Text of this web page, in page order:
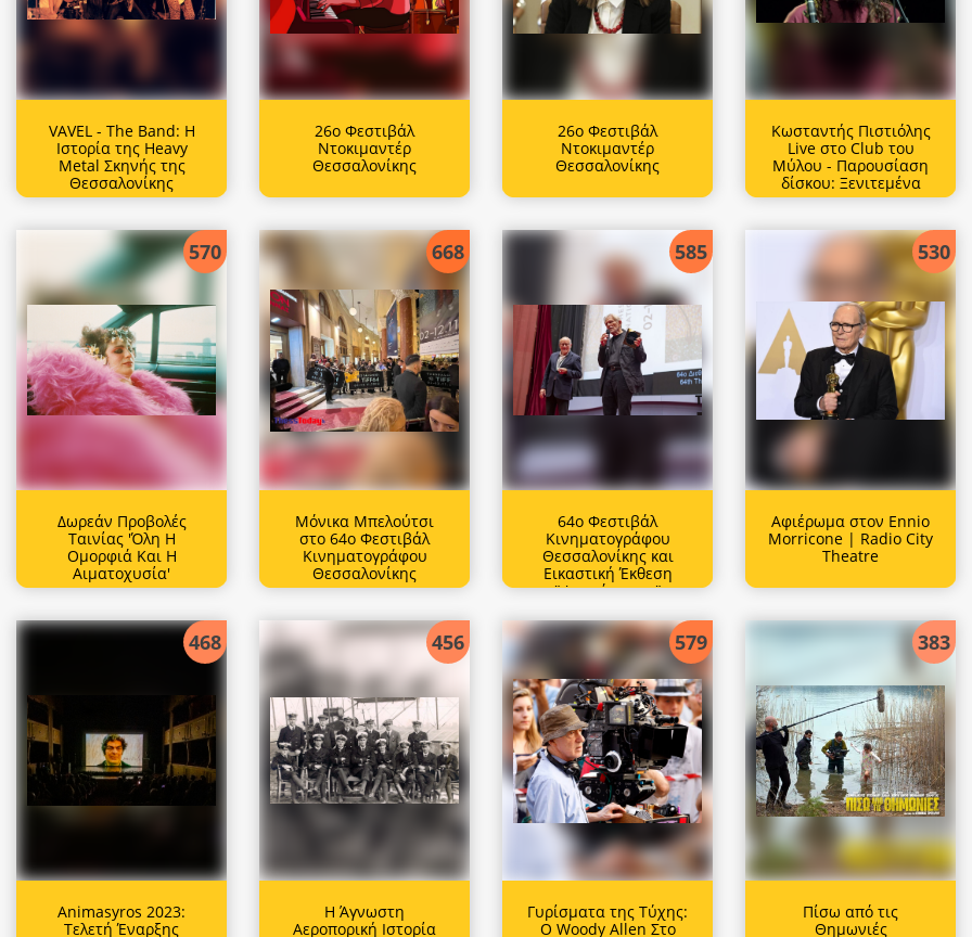
VAVEL - The Band: Η
Ιστορία της Heavy
Metal Σκηνής της
Θεσσαλονίκης
26ο Φεστιβάλ
Ντοκιμαντέρ
Θεσσαλονίκης
26ο Φεστιβάλ
Ντοκιμαντέρ
Θεσσαλονίκης
Κωσταντής Πιστιόλης
Live στο Club του
Μύλου - Παρουσίαση
δίσκου: Ξενιτεμένα
570
Δωρεάν Προβολές
Ταινίας 'Όλη Η
Ομορφιά Και Η
Αιματοχυσία'
668
Μόνικα Μπελούτσι
στο 64ο Φεστιβάλ
Κινηματογράφου
Θεσσαλονίκης
585
64ο Φεστιβάλ
Κινηματογράφου
Θεσσαλονίκης και
Εικαστική Έκθεση
"Φαντάσματα"
530
Αφιέρωμα στον Ennio
Morricone | Radio City
Τheatre
468
Animasyros 2023:
Τελετή Έναρξης
456
Η Άγνωστη
Αεροπορική Ιστορία
579
Γυρίσματα της Τύχης:
Ο Woody Allen Στο
383
Πίσω από τις
Θημωνιές